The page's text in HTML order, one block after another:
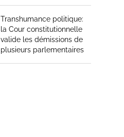
Transhumance politique:
la Cour constitutionnelle
valide les démissions de
plusieurs parlementaires